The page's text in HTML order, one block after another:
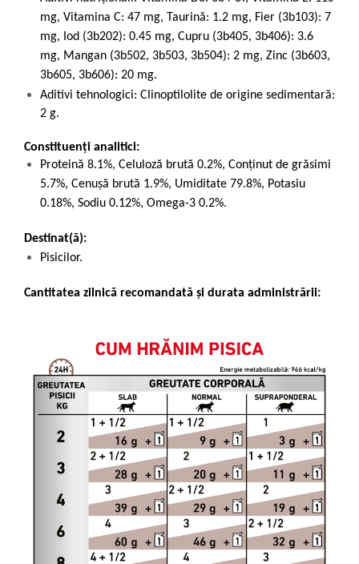
mg, Vitamina C: 47 mg, Taurină: 1.2 mg, Fier (3b103): 7
mg, Iod (3b202): 0.45 mg, Cupru (3b405, 3b406): 3.6
mg, Mangan (3b502, 3b503, 3b504): 2 mg, Zinc (3b603,
3b605, 3b606): 20 mg.
Aditivi tehnologici: Clinoptilolite de origine sedimentară:
2 g.
Constituenți analitici:
Proteină 8.1%, Celuloză brută 0.2%, Conținut de grăsimi
5.7%, Cenușă brută 1.9%, Umiditate 79.8%, Potasiu
0.18%, Sodiu 0.12%, Omega-3 0.2%.
Destinat(ă):
Pisicilor.
Cantitatea zilnică recomandată și durata administrării: